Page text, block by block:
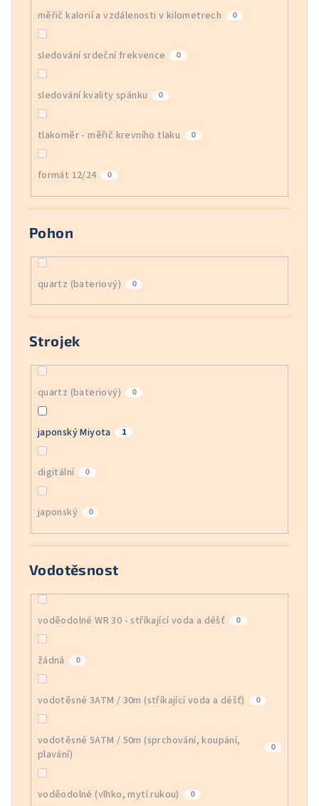
měřič kalorií a vzdálenosti v kilometrech 0
sledování srdeční frekvence 0
sledování kvality spánku 0
tlakoměr - měřič krevního tlaku 0
formát 12/24 0
Pohon
quartz (bateriový) 0
Strojek
quartz (bateriový) 0
japonský Miyota 1
digitální 0
japonský 0
Vodotěsnost
voděodolné WR 30 - stříkající voda a déšť 0
žádná 0
vodotěsné 3ATM / 30m (stříkající voda a déšť) 0
vodotěsné 5ATM / 50m (sprchování, koupání,
plavání)
0
voděodolné (vlhko, mytí rukou) 0